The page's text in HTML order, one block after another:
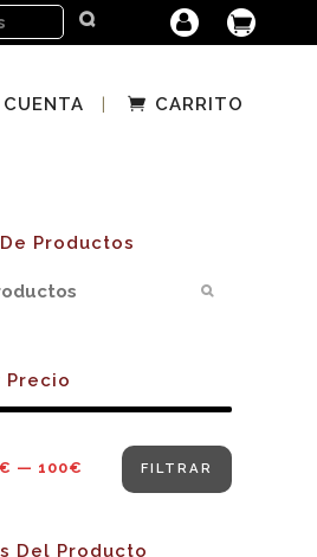
CARRITO
Productos
Precio
FILTRAR
— 100€
Del Producto